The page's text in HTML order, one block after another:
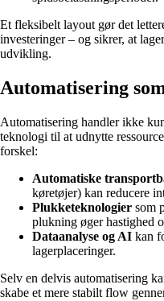
Et fleksibelt layout gør det
investeringer – og sikrer, at
udvikling.
Automatisering
Automatisering handler ikke
teknologi til at udnytte
forskel:
Automatiske
køretøjer) kan reducere
Plukketeknologier som
plukning øger hastighed
Dataanalyse og AI kan
lagerplaceringer.
Selv en delvis automatisering
skabe et mere stabilt flow